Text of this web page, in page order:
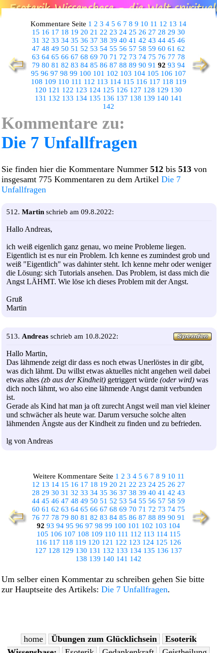
Kommentare Seite 1 2 3 4 5 6 7 8 9 10 11 12 13 14
15 16 17 18 19 20 21 22 23 24 25 26 27 28 29 30
31 32 33 34 35 36 37 38 39 40 41 42 43 44 45 46
47 48 49 50 51 52 53 54 55 56 57 58 59 60 61 62
63 64 65 66 67 68 69 70 71 72 73 74 75 76 77 78
79 80 81 82 83 84 85 86 87 88 89 90 91 92 93 94
95 96 97 98 99 100 101 102 103 104 105 106 107
108 109 110 111 112 113 114 115 116 117 118 119
120 121 122 123 124 125 126 127 128 129 130
131 132 133 134 135 136 137 138 139 140 141
142
Kommentare zu:
Die 7 Unfallfragen
Sie finden hier die Kommentare Nummer 512 bis 513 von
insgesamt 775 Kommentaren zu dem Artikel Die 7
Unfallfragen
512. Martin schrieb am 09.8.2022:
Hallo Andreas,
ich weiß eigenlich ganz genau, wo meine Probleme liegen.
Eigentlich ist es nur ein Problem. Ich kenne es zumindest grob und
weiß "Eigentlich" was dahinter steht. Ich kenne mehr oder weniger
die Lösung: sich Tutorials ansehen. Das Problem, ist dass mich die
Angst LÄHMT. Wie löse ich dieses Problem mit der Angst.
Gruß
Martin
513. Andreas schrieb am 10.8.2022:
Hallo Martin,
Das lähmende zeigt dir dass es noch etwas Unerlöstes in dir gibt,
was dich lähmt. Du willst etwas aktuelles nicht angehen weil dabei
etwas altes (zb aus der Kindheit) getriggert würde (oder wird) was
dich noch lähmt, wo also eine lähmende Angst damit verbunden
ist.
Gerade als Kind hat man ja oft zurecht Angst weil man viel kleiner
und schwächer als heute war. Darum versuche solche alten
lähmenden Ängste aus der Kindheit zu finden und zu befrieden.
lg von Andreas
Weitere Kommentare Seite 1 2 3 4 5 6 7 8 9 10 11
12 13 14 15 16 17 18 19 20 21 22 23 24 25 26 27
28 29 30 31 32 33 34 35 36 37 38 39 40 41 42 43
44 45 46 47 48 49 50 51 52 53 54 55 56 57 58 59
60 61 62 63 64 65 66 67 68 69 70 71 72 73 74 75
76 77 78 79 80 81 82 83 84 85 86 87 88 89 90 91
92 93 94 95 96 97 98 99 100 101 102 103 104
105 106 107 108 109 110 111 112 113 114 115
116 117 118 119 120 121 122 123 124 125 126
127 128 129 130 131 132 133 134 135 136 137
138 139 140 141 142
Um selber einen Kommentar zu schreiben gehen Sie bitte
zur Hauptseite des Artikels: Die 7 Unfallfragen.
home Übungen zum Glücklichsein
Esoterik